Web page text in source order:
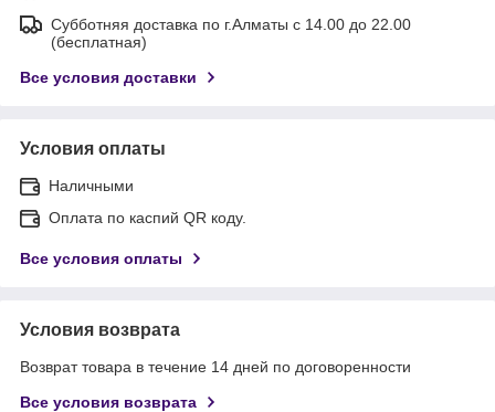
Субботняя доставка по г.Алматы с 14.00 до 22.00
(бесплатная)
Все условия доставки
Условия оплаты
Наличными
Оплата по каспий QR коду.
Все условия оплаты
Условия возврата
Возврат товара в течение 14 дней по договоренности
Все условия возврата